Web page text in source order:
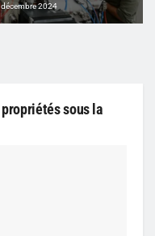
2024
sous la